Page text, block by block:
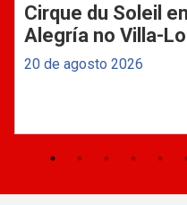
Cirque du Soleil
Alegría no Villa-
20 de agosto 2026